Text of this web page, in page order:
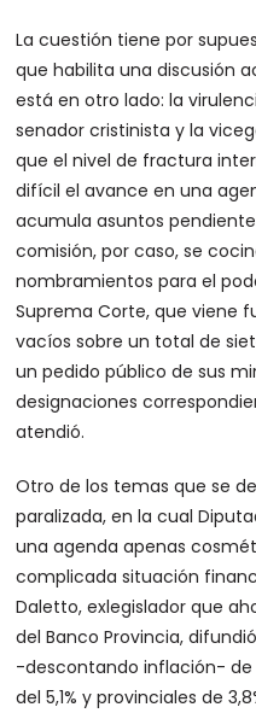
La cuestión tiene por
que habilita una discusión
está en otro lado: la
senador cristinista y la
que el nivel de fractura
difícil el avance en una
acumula asuntos
comisión, por caso, se
nombramientos para el
Suprema Corte, que viene
vacíos sobre un total de
un pedido público de sus
designaciones
atendió.
Otro de los temas que se
paralizada, en la cual
una agenda apenas
complicada situación
Daletto, exlegislador que
del Banco Provincia,
-descontando inflación- de
del 5,1% y provinciales de